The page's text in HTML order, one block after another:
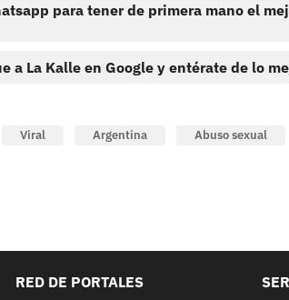
para tener de primera mano el
a La Kalle en Google y entérate de lo
Viral Argentina Abuso sexual
RED DE PORTALES